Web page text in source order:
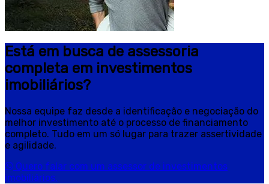
Está em busca de assessoria
completa em investimentos
imobiliários?
Nossa equipe faz desde a identificação e negociação do
melhor investimento até o processo de financiamento
completo. Tudo em um só lugar para trazer assertividade
e agilidade.
Quero falar com um assessor de investimentos
imobiliários.